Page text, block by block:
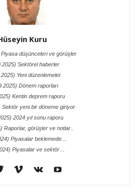
Kuru
düşünceleri ve görüşler
Sektörel haberler
Yeni düzenlemeler
Dönem raporları
Kentin deprem raporu
Sektör yeni bir döneme giriyor
2024 yıl sonu raporu
Raporlar, görüşler ve notlar..
Piyasalar beklemede…
Piyasalar ve sektör…